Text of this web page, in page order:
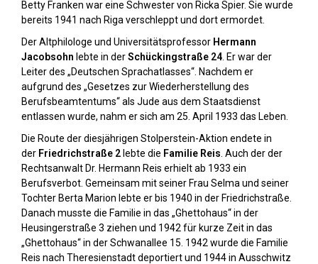
Betty Franken war eine Schwester von Ricka Spier. Sie wurde
bereits 1941 nach Riga verschleppt und dort ermordet.
Der Altphilologe und Universitätsprofessor Hermann
Jacobsohn lebte in derSchückingstraße 24 . Er war der
Leiter des „Deutschen Sprachatlasses“. Nachdem er
aufgrund des „Gesetzes zur Wiederherstellung des
Berufsbeamtentums“ als Jude aus dem Staatsdienst
entlassen wurde, nahm er sich am 25. April 1933 das Leben.
Die Route der diesjährigen Stolperstein-Aktion endete in
der Friedrichstraße 2 lebte die Familie Reis . Auch der der
Rechtsanwalt Dr. Hermann Reis erhielt ab 1933 ein
Berufsverbot. Gemeinsam mit seiner Frau Selma und seiner
Tochter Berta Marion lebte er bis 1940 in der Friedrichstraße.
Danach musste die Familie in das „Ghettohaus“ in der
Heusingerstraße 3 ziehen und 1942 für kurze Zeit in das
„Ghettohaus“ in der Schwanallee 15. 1942 wurde die Familie
Reis nach Theresienstadt deportiert und 1944 in Ausschwitz